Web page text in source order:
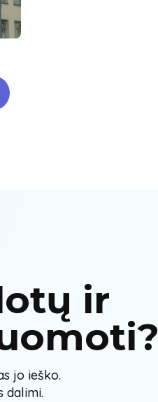
ir
jo ieško.
dalimi.